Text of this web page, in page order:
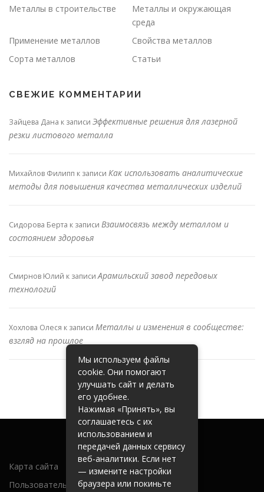
Металлы в строительстве
Металлы и окружающая
среда
Применение металлов
Свойства металлов
Сорта металлов
Статьи
СВЕЖИЕ КОММЕНТАРИИ
Зайцева Дана к записи Эффективные решения для лазерной
резки листового металла
Михайлов Филипп к записи Как использовать аналитические
методы для повышения качества металлических изделий
Сидорова Берта к записи Взаимосвязь между металлом и
состоянием здоровья
Смирнов Юлий к записиАрамильский завод передовых
технологий
Хохлова Олеся к записи Металлы и изменения в сообществе:
взгляд на прошлое
Карта сайта
Пользовательское соглашение
Мы используем файлы
cookie. Они помогают
улучшать сайт и делать
его удобнее.
Нажимая «Принять», вы
соглашаетесь с их
использованием и
передачей данных сервису
веб-аналитики. Если нет
— измените настройки
браузера или покиньте